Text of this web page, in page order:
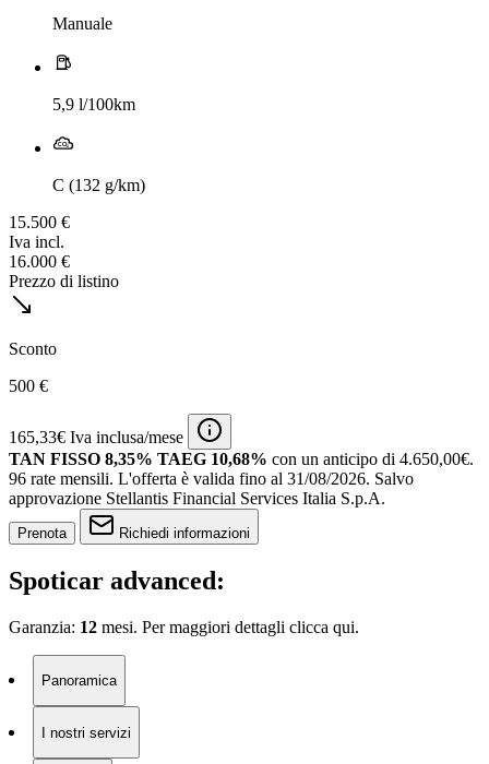
Manuale
5,9 l/100km
C (132 g/km)
15.500 €
Iva incl.
16.000 €
Prezzo di listino
Sconto
500 €
165,33€ Iva inclusa/mese
TAN FISSO 8,35% TAEG 10,68% con un anticipo di 4.650,00€.
96 rate mensili. L'offerta è valida fino al 31/08/2026. Salvo
approvazione Stellantis Financial Services Italia S.p.A.
Prenota Richiedi informazioni
Spoticar advanced:
Garanzia: 12 mesi. Per maggiori dettagli clicca qui.
Panoramica
I nostri servizi